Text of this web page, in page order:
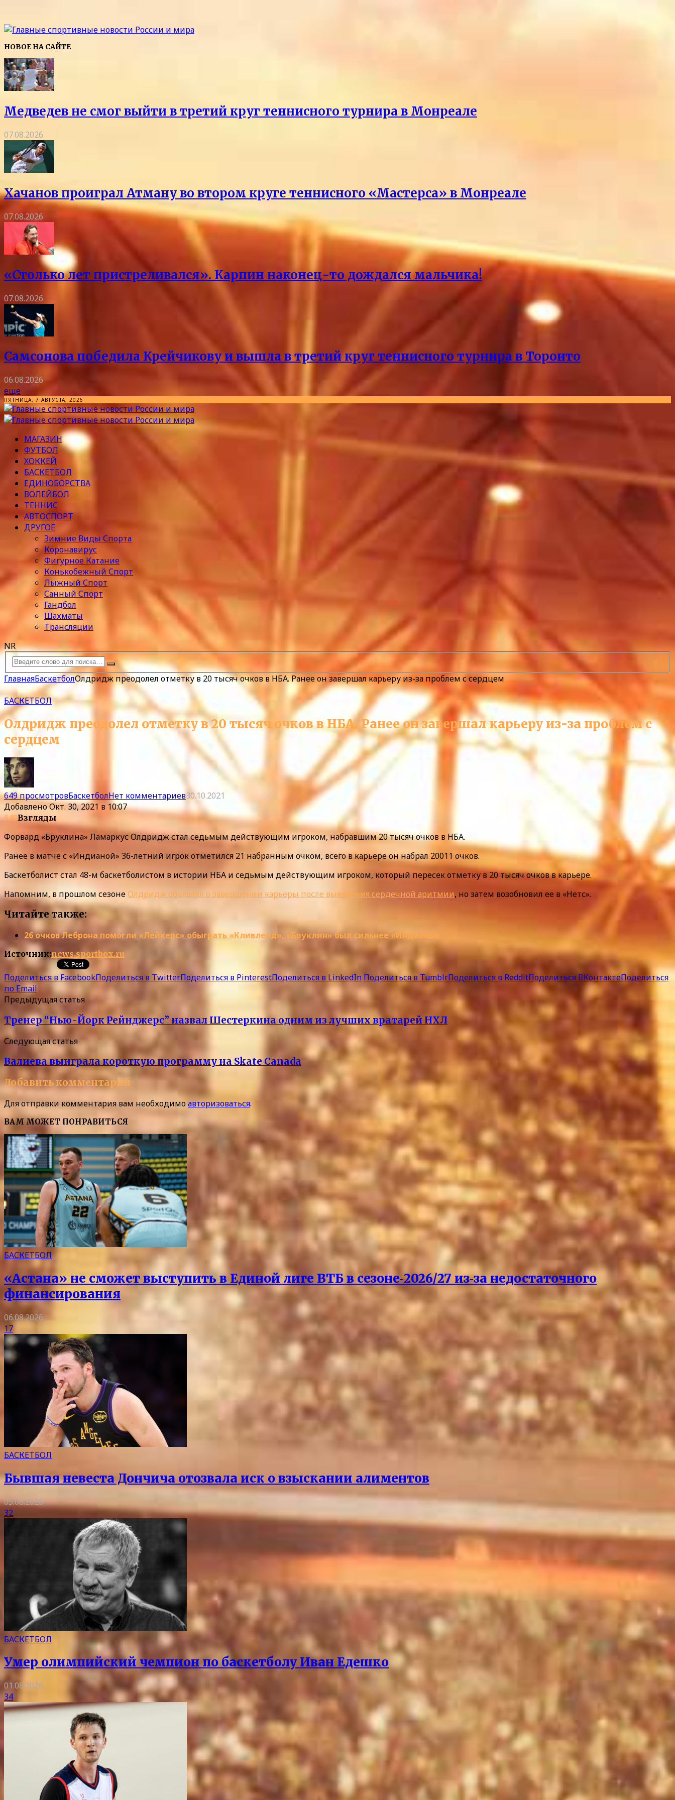
НОВОЕ НА САЙТЕ
Медведев не смог выйти в третий круг теннисного турнира в Монреале
07.08.2026
Хачанов проиграл Атману во втором круге теннисного «Мастерса» в Монреале
07.08.2026
«Столько лет пристреливался». Карпин наконец-то дождался мальчика!
07.08.2026
Самсонова победила Крейчикову и вышла в третий круг теннисного турнира в Торонто
06.08.2026
еще
ПЯТНИЦА, 7 АВГУСТА, 2026
МАГАЗИН
ФУТБОЛ
ХОККЕЙ
БАСКЕТБОЛ
ЕДИНОБОРСТВА
ВОЛЕЙБОЛ
ТЕННИС
АВТОСПОРТ
ДРУГОЕ
Зимние Виды Спорта
Коронавирус
Фигурное Катание
Конькобежный Спорт
Лыжный Спорт
Санный Спорт
Гандбол
Шахматы
Трансляции
NR
ГлавнаяБаскетболОлдридж преодолел отметку в 20 тысяч очков в НБА. Ранее он завершал карьеру из-за проблем с сердцем
БАСКЕТБОЛ
Олдридж преодолел отметку в 20 тысяч очков в НБА. Ранее он завершал карьеру из-за проблем с
сердцем
649 просмотровБаскетболНет комментариев30.10.2021
ДобавленоОкт. 30, 2021 в 10:07
649Взгляды
Форвард «Бруклина» Ламаркус Олдридж стал седьмым действующим игроком, набравшим 20 тысяч очков в НБА.
Ранее в матче с «Индианой» 36-летний игрок отметился 21 набранным очком, всего в карьере он набрал 20011 очков.
Баскетболист стал 48-м баскетболистом в истории НБА и седьмым действующим игроком, который пересек отметку в 20 тысяч очков в карьере.
Напомним, в прошлом сезонеОлдридж объявлял о завершении карьеры после выявления сердечной аритмии, но затем возобновил ее в «Нетс».
Читайте также:
26 очков Леброна помогли «Лейкерс» обыграть «Кливленд», «Бруклин» был сильнее «Индианы»
Источник:news.sportbox.ru
Поделиться в FacebookПоделиться в TwitterПоделиться в PinterestПоделиться в LinkedIn Поделиться в TumblrПоделиться в RedditПоделиться ВКонтактеПоделиться
по Email
Предыдущая статья
Тренер “Нью-Йорк Рейнджерс” назвал Шестеркина одним из лучших вратарей НХЛ
Следующая статья
Валиева выиграла короткую программу на Skate Canada
Добавить комментарий
Для отправки комментария вам необходимоавторизоваться.
ВАМ МОЖЕТ ПОНРАВИТЬСЯ
БАСКЕТБОЛ
«Астана» не сможет выступить в Единой лиге ВТБ в сезоне‑2026/27 из‑за недостаточного
финансирования
06.08.2026
17
БАСКЕТБОЛ
Бывшая невеста Дончича отозвала иск о взыскании алиментов
05.08.2026
32
БАСКЕТБОЛ
Умер олимпийский чемпион по баскетболу Иван Едешко
01.08.2026
34